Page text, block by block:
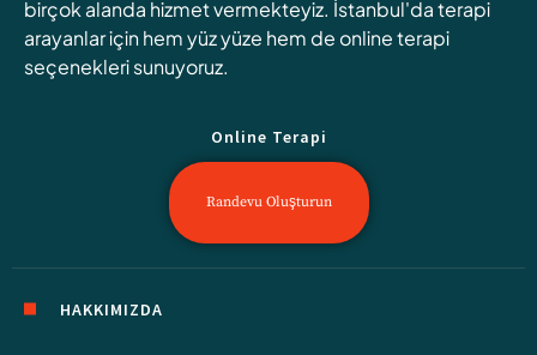
birçok alanda hizmet vermekteyiz. İstanbul'da terapi
arayanlar için hem yüz yüze hem de online terapi
seçenekleri sunuyoruz.
Online Terapi
Randevu Oluşturun
HAKKIMIZDA